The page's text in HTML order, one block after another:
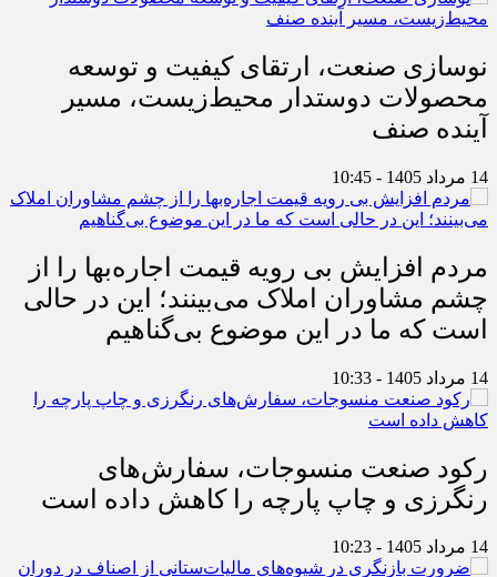
نوسازی صنعت، ارتقای کیفیت و توسعه
محصولات دوستدار محیط‌زیست، مسیر
آینده صنف
14 مرداد 1405 - 10:45
مردم افزایش بی رویه قیمت اجاره‌بها را از
چشم مشاوران املاک می‌بینند؛ این در حالی
است که ما در این موضوع بی‌گناهیم
14 مرداد 1405 - 10:33
رکود صنعت منسوجات، سفارش‌های
رنگرزی و چاپ پارچه را کاهش داده است
14 مرداد 1405 - 10:23